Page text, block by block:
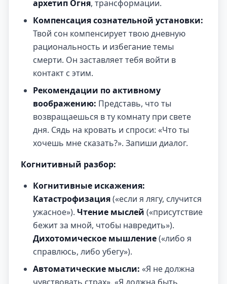
архетип Огня, трансформации.
Компенсация сознательной установки:
Твой сон компенсирует твою дневную
рациональность и избегание темы
смерти. Он заставляет тебя войти в
контакт с этим.
Рекомендации по активному
воображению: Представь, что ты
возвращаешься в ту комнату при свете
дня. Сядь на кровать и спроси: «Что ты
хочешь мне сказать?». Запиши диалог.
Когнитивный разбор:
Когнитивные искажения:
Катастрофизация(«если я лягу, случится
ужасное»). Чтение мыслей («присутствие
бежит за мной, чтобы навредить»).
Дихотомическое мышление(«либо я
справлюсь, либо убегу»).
Автоматические мысли: «Я не должна